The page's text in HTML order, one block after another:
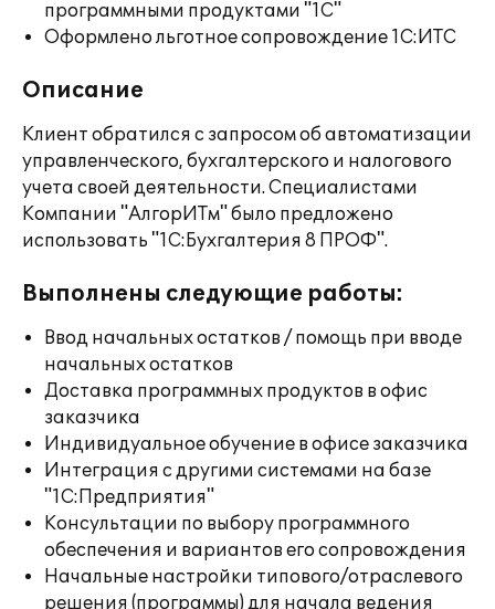
программными продуктами "1С"
Оформлено льготное сопровождение 1С:ИТС
Описание
Клиент обратился с запросом об автоматизации
управленческого, бухгалтерского и налогового
учета своей деятельности. Специалистами
Компании "АлгорИТм" было предложено
использовать "1С:Бухгалтерия 8 ПРОФ".
Выполнены следующие работы:
Ввод начальных остатков / помощь при вводе
начальных остатков
Доставка программных продуктов в офис
заказчика
Индивидуальное обучение в офисе заказчика
Интеграция с другими системами на базе
"1С:Предприятия"
Консультации по выбору программного
обеспечения и вариантов его сопровождения
Начальные настройки типового/отраслевого
решения (программы) для начала ведения